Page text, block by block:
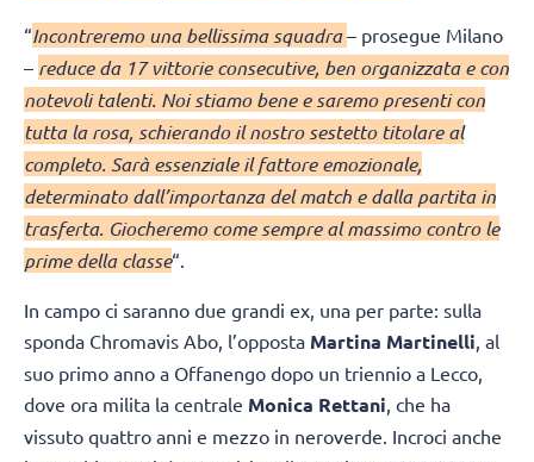
“Incontreremo una bellissima squadra– prosegue Milano
– reduce da 17 vittorie consecutive, ben organizzata e con
notevoli talenti. Noi stiamo bene e saremo presenti con
tutta la rosa, schierando il nostro sestetto titolare al
completo. Sarà essenziale il fattore emozionale,
determinato dall’importanza del match e dalla partita in
trasferta. Giocheremo come sempre al massimo contro le
prime della classe“.
In campo ci saranno due grandi ex, una per parte: sulla
sponda Chromavis Abo, l’opposta Martina Martinelli , al
suo primo anno a Offanengo dopo un triennio a Lecco,
dove ora milita la centrale Monica Rettani , che ha
vissuto quattro anni e mezzo in neroverde. Incroci anche